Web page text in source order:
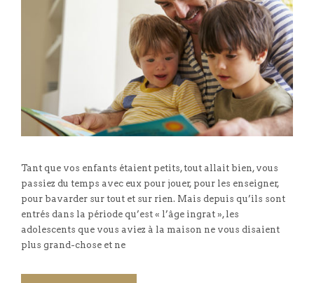
Tant que vos enfants étaient petits, tout allait bien, vous
passiez du temps avec eux pour jouer, pour les enseigner,
pour bavarder sur tout et sur rien. Mais depuis qu’ils sont
entrés dans la période qu’est « l’âge ingrat », les
adolescents que vous aviez à la maison ne vous disaient
plus grand-chose et ne